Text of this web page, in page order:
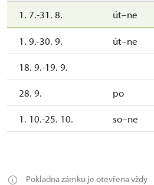
1. 7.-31. 8. út–ne
1. 9.-30. 9. út–ne
18. 9.-19. 9.
28. 9. po
1. 10.-25. 10. so–ne
Pokladna zámku je otevřena vždy